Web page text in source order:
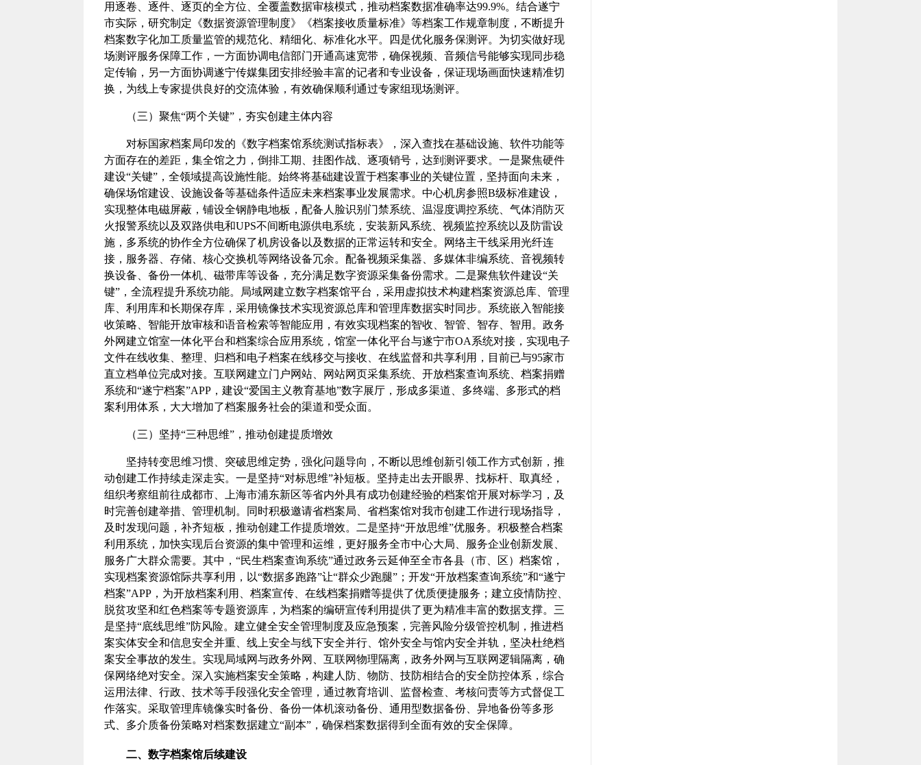
用逐卷、逐件、逐页的全方位、全覆盖数据审核模式，推动档案数据准确率达99.9%。结合遂宁
市实际，研究制定《数据资源管理制度》《档案接收质量标准》等档案工作规章制度，不断提升
档案数字化加工质量监管的规范化、精细化、标准化水平。四是优化服务保测评。为切实做好现
场测评服务保障工作，一方面协调电信部门开通高速宽带，确保视频、音频信号能够实现同步稳
定传输，另一方面协调遂宁传媒集团安排经验丰富的记者和专业设备，保证现场画面快速精准切
换，为线上专家提供良好的交流体验，有效确保顺利通过专家组现场测评。
（三）聚焦“两个关键”，夯实创建主体内容
对标国家档案局印发的《数字档案馆系统测试指标表》，深入查找在基础设施、软件功能等
方面存在的差距，集全馆之力，倒排工期、挂图作战、逐项销号，达到测评要求。一是聚焦硬件
建设“关键”，全领域提高设施性能。始终将基础建设置于档案事业的关键位置，坚持面向未来，
确保场馆建设、设施设备等基础条件适应未来档案事业发展需求。中心机房参照B级标准建设，
实现整体电磁屏蔽，铺设全钢静电地板，配备人脸识别门禁系统、温湿度调控系统、气体消防灭
火报警系统以及双路供电和UPS不间断电源供电系统，安装新风系统、视频监控系统以及防雷设
施，多系统的协作全方位确保了机房设备以及数据的正常运转和安全。网络主干线采用光纤连
接，服务器、存储、核心交换机等网络设备冗余。配备视频采集器、多媒体非编系统、音视频转
换设备、备份一体机、磁带库等设备，充分满足数字资源采集备份需求。二是聚焦软件建设“关
键”，全流程提升系统功能。局域网建立数字档案馆平台，采用虚拟技术构建档案资源总库、管理
库、利用库和长期保存库，采用镜像技术实现资源总库和管理库数据实时同步。系统嵌入智能接
收策略、智能开放审核和语音检索等智能应用，有效实现档案的智收、智管、智存、智用。政务
外网建立馆室一体化平台和档案综合应用系统，馆室一体化平台与遂宁市OA系统对接，实现电子
文件在线收集、整理、归档和电子档案在线移交与接收、在线监督和共享利用，目前已与95家市
直立档单位完成对接。互联网建立门户网站、网站网页采集系统、开放档案查询系统、档案捐赠
系统和“遂宁档案”APP，建设“爱国主义教育基地”数字展厅，形成多渠道、多终端、多形式的档
案利用体系，大大增加了档案服务社会的渠道和受众面。
（三）坚持“三种思维”，推动创建提质增效
坚持转变思维习惯、突破思维定势，强化问题导向，不断以思维创新引领工作方式创新，推
动创建工作持续走深走实。一是坚持“对标思维”补短板。坚持走出去开眼界、找标杆、取真经，
组织考察组前往成都市、上海市浦东新区等省内外具有成功创建经验的档案馆开展对标学习，及
时完善创建举措、管理机制。同时积极邀请省档案局、省档案馆对我市创建工作进行现场指导，
及时发现问题，补齐短板，推动创建工作提质增效。二是坚持“开放思维”优服务。积极整合档案
利用系统，加快实现后台资源的集中管理和运维，更好服务全市中心大局、服务企业创新发展、
服务广大群众需要。其中，“民生档案查询系统”通过政务云延伸至全市各县（市、区）档案馆，
实现档案资源馆际共享利用，以“数据多跑路”让“群众少跑腿”；开发“开放档案查询系统”和“遂宁
档案”APP，为开放档案利用、档案宣传、在线档案捐赠等提供了优质便捷服务；建立疫情防控、
脱贫攻坚和红色档案等专题资源库，为档案的编研宣传利用提供了更为精准丰富的数据支撑。三
是坚持“底线思维”防风险。建立健全安全管理制度及应急预案，完善风险分级管控机制，推进档
案实体安全和信息安全并重、线上安全与线下安全并行、馆外安全与馆内安全并轨，坚决杜绝档
案安全事故的发生。实现局域网与政务外网、互联网物理隔离，政务外网与互联网逻辑隔离，确
保网络绝对安全。深入实施档案安全策略，构建人防、物防、技防相结合的安全防控体系，综合
运用法律、行政、技术等手段强化安全管理，通过教育培训、监督检查、考核问责等方式督促工
作落实。采取管理库镜像实时备份、备份一体机滚动备份、通用型数据备份、异地备份等多形
式、多介质备份策略对档案数据建立“副本”，确保档案数据得到全面有效的安全保障。
二、数字档案馆后续建设